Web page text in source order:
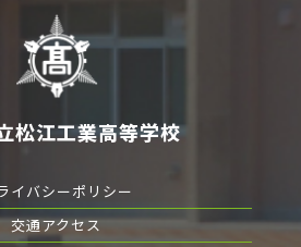
松江工業高等学校
イバシーポリシー
交通アクセス